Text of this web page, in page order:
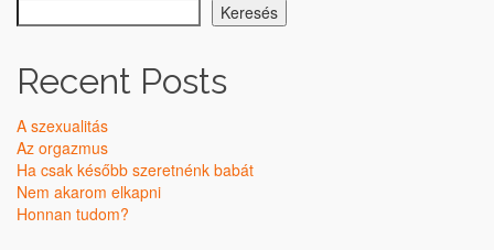
Keresés
Recent Posts
A szexualitás
Az orgazmus
Ha csak később szeretnénk babát
Nem akarom elkapni
Honnan tudom?